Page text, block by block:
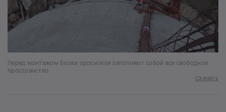
Перед монтажом блоки оросителя заполняют собой все свободное
пространство
Скачать